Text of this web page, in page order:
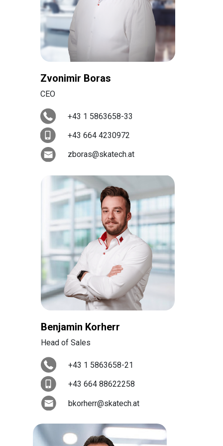
Zvonimir Boras
CEO
+43 1 5863658-33
+43 664 4230972
zboras@skatech.at
Benjamin Korherr
Head of Sales
+43 1 5863658-21
+43 664 88622258
bkorherr@skatech.at